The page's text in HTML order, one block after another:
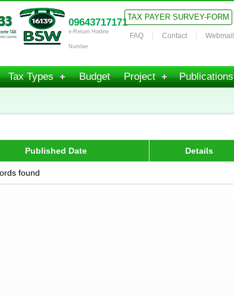
09643717171
e-Return Hotline
Number
TAX PAYER SURVEY-FORM
FAQ Contact Webmail
Tax Types Budget Project Publications
Published Date Details
found